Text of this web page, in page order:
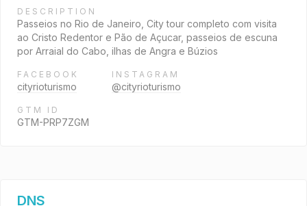
DESCRIPTION
Passeios no Rio de Janeiro, City tour completo com visita
ao Cristo Redentor e Pão de Açucar, passeios de escuna
por Arraial do Cabo, ilhas de Angra e Búzios
FACEBOOK
cityrioturismo
INSTAGRAM
@cityrioturismo
GTM ID
GTM-PRP7ZGM
DNS